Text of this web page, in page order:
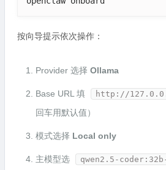
按向导提示依次操作：
Provider 选择 Ollama
Base URL 填 http://
回车用默认值）
模式选择 Local only
主模型选 qwen2.5-